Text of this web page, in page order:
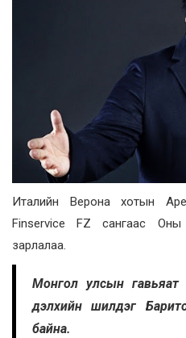
Италийн Верона хотын
Finservice FZ сангаас
зарлалаа.
Монгол улсын гавьяат
дэлхийн шилдэг
байна.